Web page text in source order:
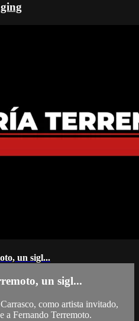
un sigl...
un sigl...
como artista invitado,
a Fernando Terremoto.